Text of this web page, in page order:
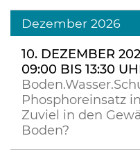
Dezember 2026
10. DEZEMBER
09:00 BIS 13:30
Phosphoreinsatz
Zuviel in den
Boden?